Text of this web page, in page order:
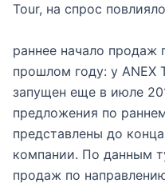
Tour, на спрос повлияло
раннее начало
прошлом году: у ANEX
запущен еще в июле
предложения по
представлены до
компании. По данным
продаж по